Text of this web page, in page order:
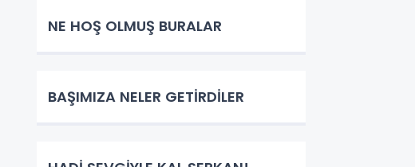
NE HOŞ OLMUŞ BURALAR
BAŞIMIZA NELER GETİRDİLER